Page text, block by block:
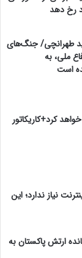
رخ دهد
طهرانچی/ جنگ‌های
ملی، به
است
کرد+کاریکاتور
نیاز ندارد؛ این
ارتش پاکستان به